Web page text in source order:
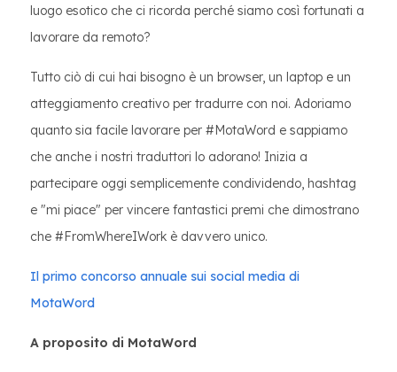
luogo esotico che ci ricorda perché siamo così fortunati a
lavorare da remoto?
Tutto ciò di cui hai bisogno è un browser, un laptop e un
atteggiamento creativo per tradurre con noi. Adoriamo
quanto sia facile lavorare per #MotaWord e sappiamo
che anche i nostri traduttori lo adorano! Inizia a
partecipare oggi semplicemente condividendo, hashtag
e "mi piace" per vincere fantastici premi che dimostrano
che #FromWhereIWork è davvero unico.
Il primo concorso annuale sui social media di
MotaWord
A proposito di MotaWord